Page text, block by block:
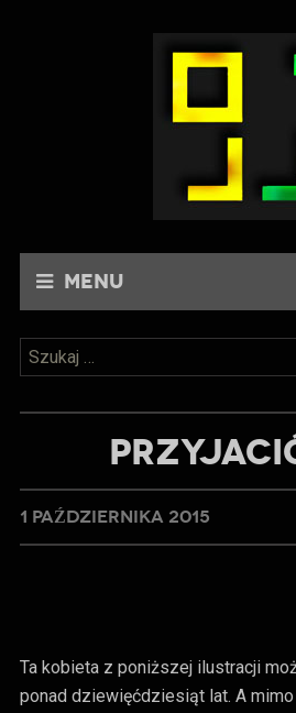
Menu
Szukaj:
1 PAŹDZIERNIKA 2015
Ta kobieta z poniższej ilustracji
ponad dziewięćdziesiąt lat. A